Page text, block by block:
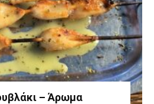
– Άρωμα